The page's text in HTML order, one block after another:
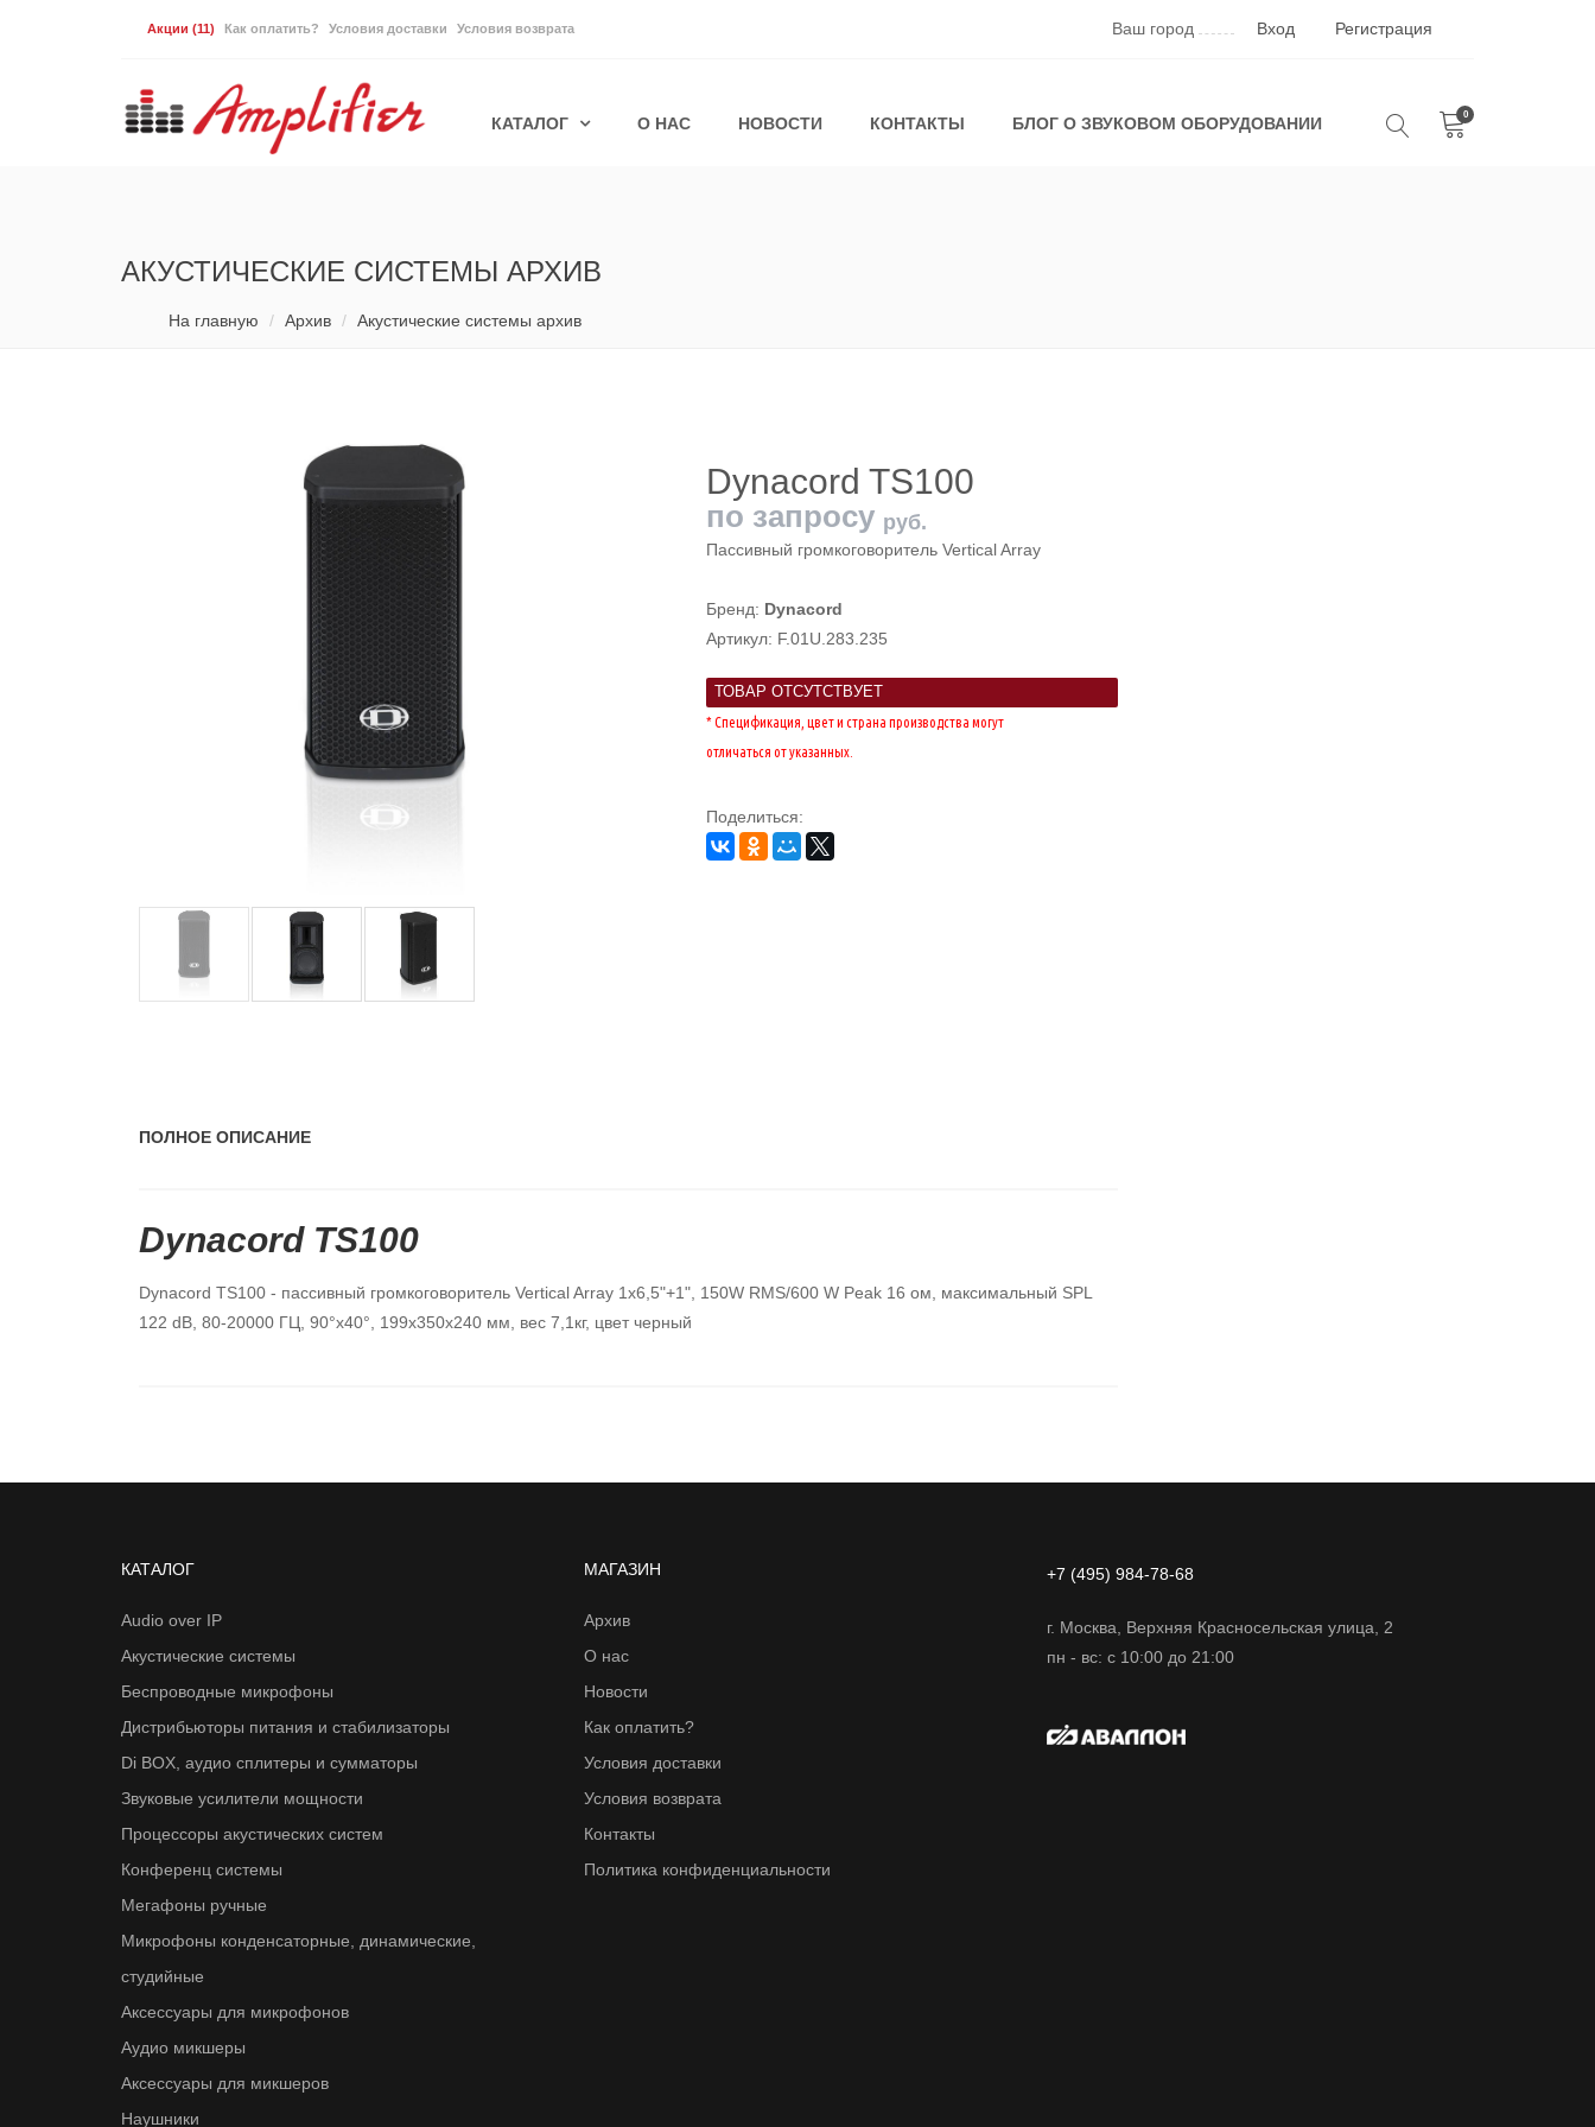
Акции (11) Как оплатить? Условия доставки Условия возврата Ваш город Вход Регистрация
0
КАТАЛОГ О НАС НОВОСТИ КОНТАКТЫ БЛОГ О ЗВУКОВОМ ОБОРУДОВАНИИ
АКУСТИЧЕСКИЕ СИСТЕМЫ АРХИВ
На главную Архив Акустические системы архив
Dynacord TS100
по запросу руб.
Пассивный громкоговоритель Vertical Array
Бренд: Dynacord
Артикул: F.01U.283.235
ТОВАР ОТСУТСТВУЕТ
* Спецификация, цвет и страна производства могут
отличаться от указанных.
Поделиться:
ПОЛНОЕ ОПИСАНИЕ
Dynacord TS100
Dynacord TS100 - пассивный громкоговоритель Vertical Array 1х6,5"+1", 150W RMS/600 W Peak 16 ом, максимальный SPL
122 dB, 80-20000 ГЦ, 90°х40°, 199х350х240 мм, вес 7,1кг, цвет черный
КАТАЛОГ
Audio over IP
Акустические системы
Беспроводные микрофоны
Дистрибьюторы питания и стабилизаторы
Di BOX, аудио сплитеры и сумматоры
Звуковые усилители мощности
Процессоры акустических систем
Конференц системы
Мегафоны ручные
Микрофоны конденсаторные, динамические,
студийные
Аксессуары для микрофонов
Аудио микшеры
Аксессуары для микшеров
Наушники
МАГАЗИН
Архив
О нас
Новости
Как оплатить?
Условия доставки
Условия возврата
Контакты
Политика конфиденциальности
+7 (495) 984-78-68
г. Москва, Верхняя Красносельская улица, 2
пн - вс: с 10:00 до 21:00